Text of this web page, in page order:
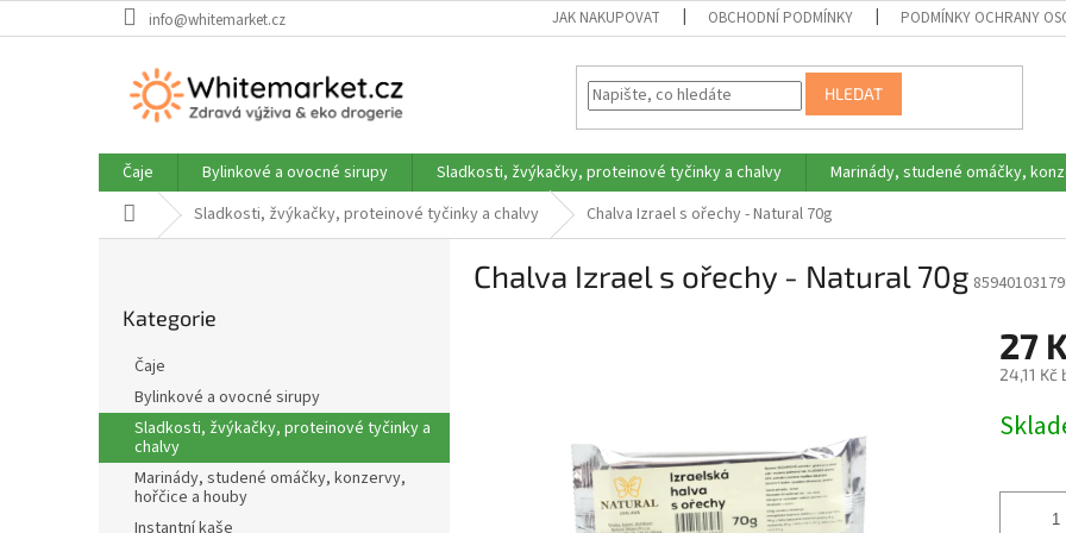
na
info@whitemarket.cz JAK NAKUPOVAT OBCHODNÍ PODMÍNKY PODMÍNKY OCHRANY
HLEDAT
Čaje Bylinkové a ovocné sirupy Sladkosti, žvýkačky, proteinové tyčinky a chalvy Marinády, studené omáčky,
Domů Sladkosti, žvýkačky, proteinové tyčinky a chalvy Chalva Izrael s ořechy - Natural 70g
n
í
kategorie
Kategorie
Čaje
Bylinkové a ovocné sirupy
Sladkosti, žvýkačky, proteinové tyčinky a
chalvy
Marinády, studené omáčky, konzervy,
hořčice a houby
Instantní kaše
Chalva Izrael s ořechy - Natural 70g
27
24,11 Kč
cena: